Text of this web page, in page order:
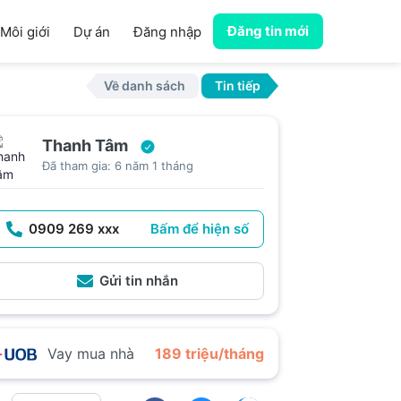
Môi giới Dự án Đăng nhập Đăng tin mới
Về danh sách Tin tiếp
Thanh Tâm
Đã tham gia: 6 năm 1 tháng
0909 269 xxx Bấm để hiện số
Gửi tin nhắn
Vay mua nhà 189 triệu/tháng